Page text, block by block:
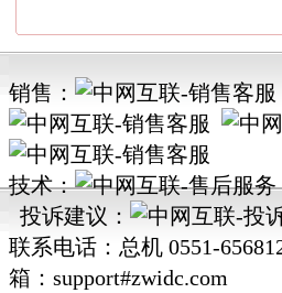
销售：
技术：
投诉建议：
联系电话：总机 0551-
箱：support#zwidc.com